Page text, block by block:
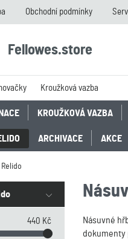
Obchodní podmínky
Fellowes.store
Kroužková vazba
KROUŽKOVÁ VAZBA
ARCHIVACE AKCE
440 Kč
Násuvné
dokumenty